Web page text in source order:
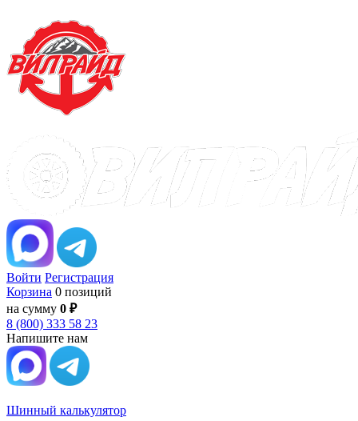
Войти Регистрация
Корзина 0 позиций
на сумму 0 ₽
8 (800) 333 58 23
Напишите нам
Шинный калькулятор